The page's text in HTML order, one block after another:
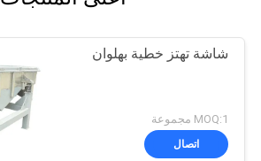
شاشة تهتز خطية بهلوان
MOQ:1 مجموعة
اتصال